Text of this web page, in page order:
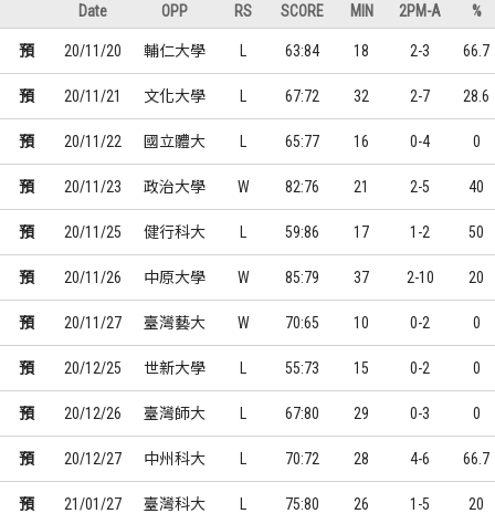
Date
OPP RS SCORE MIN 2PM-A %
預 20/11/20 輔仁大學 63:84 18 2-3 66.7
預 20/11/21 文化大學 67:72 32 2-7 28.6
預 20/11/22 國立體大 65:77 16 0-4 0
預 20/11/23 政治大學 W 82:76 21 2-5 40
預 20/11/25 健行科大 59:86 17 1-2 50
預 20/11/26 中原大學 W 85:79 37 2-10 20
預 20/11/27 臺灣藝大 W 70:65 10 0-2 0
預 20/12/25 世新大學 55:73 15 0-2 0
預 20/12/26 臺灣師大 67:80 29 0-3 0
預 20/12/27 中州科大 70:72 28 4-6 66.7
預 21/01/27 臺灣科大 75:80 26 1-5 20